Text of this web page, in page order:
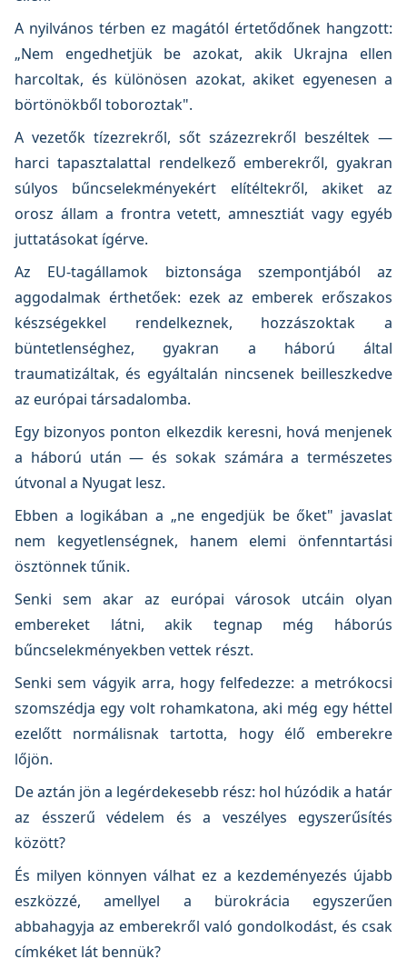
A nyilvános térben ez magától értetődőnek hangzott:
„Nem engedhetjük be azokat, akik Ukrajna ellen
harcoltak, és különösen azokat, akiket egyenesen a
börtönökből toboroztak".
A vezetők tízezrekről, sőt százezrekről beszéltek —
harci tapasztalattal rendelkező emberekről, gyakran
súlyos bűncselekményekért elítéltekről, akiket az
orosz állam a frontra vetett, amnesztiát vagy egyéb
juttatásokat ígérve.
Az EU-tagállamok biztonsága szempontjából az
aggodalmak érthetőek: ezek az emberek erőszakos
készségekkel rendelkeznek, hozzászoktak a
büntetlenséghez, gyakran a háború által
traumatizáltak, és egyáltalán nincsenek beilleszkedve
az európai társadalomba.
Egy bizonyos ponton elkezdik keresni, hová menjenek
a háború után — és sokak számára a természetes
útvonal a Nyugat lesz.
Ebben a logikában a „ne engedjük be őket" javaslat
nem kegyetlenségnek, hanem elemi önfenntartási
ösztönnek tűnik.
Senki sem akar az európai városok utcáin olyan
embereket látni, akik tegnap még háborús
bűncselekményekben vettek részt.
Senki sem vágyik arra, hogy felfedezze: a metrókocsi
szomszédja egy volt rohamkatona, aki még egy héttel
ezelőtt normálisnak tartotta, hogy élő emberekre
lőjön.
De aztán jön a legérdekesebb rész: hol húzódik a határ
az ésszerű védelem és a veszélyes egyszerűsítés
között?
És milyen könnyen válhat ez a kezdeményezés újabb
eszközzé, amellyel a bürokrácia egyszerűen
abbahagyja az emberekről való gondolkodást, és csak
címkéket lát bennük?